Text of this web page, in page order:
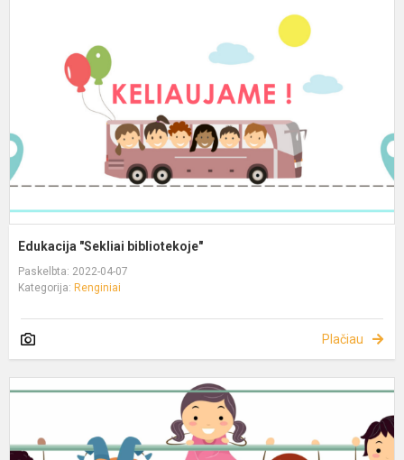
Edukacija "Sekliai bibliotekoje"
Paskelbta: 2022-04-07
Kategorija: Renginiai
Plačiau